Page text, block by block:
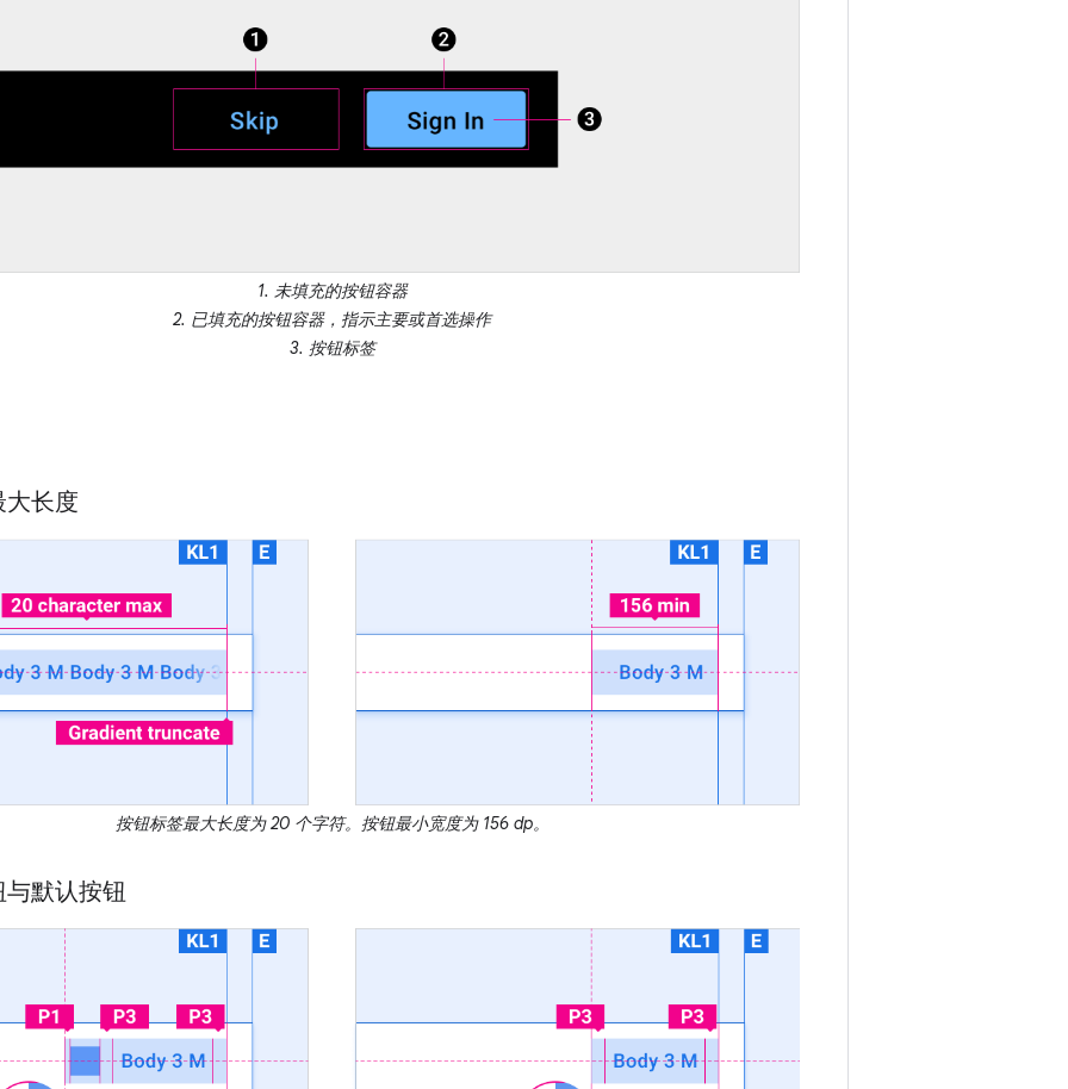
1. 未填充的按钮容器
2. 已填充的按钮容器，指示主要或首选操作
3. 按钮标签
长度
按钮标签最大长度为 20 个字符。按钮最小宽度为 156 dp。
默认按钮